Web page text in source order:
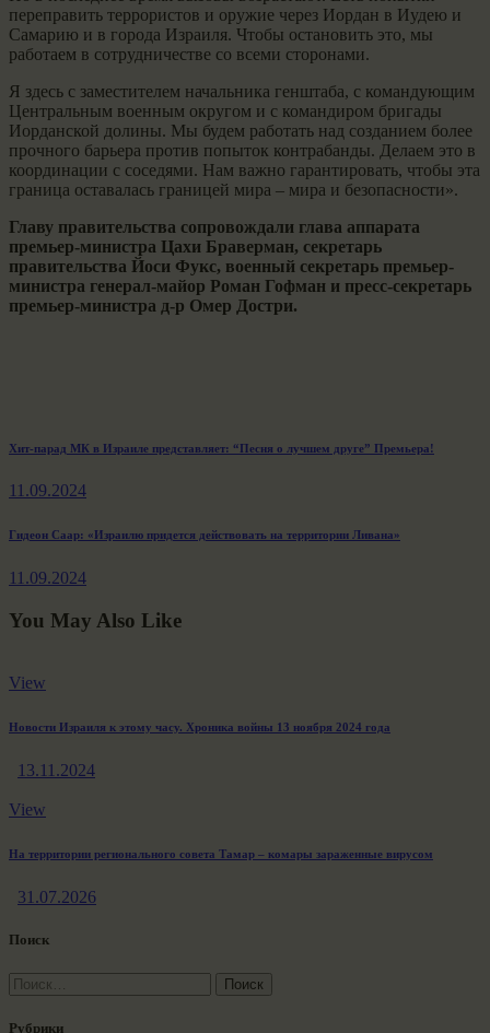
переправить террористов и оружие через Иордан в Иудею и
Самарию и в города Израиля. Чтобы остановить это, мы
работаем в сотрудничестве со всеми сторонами.
Я здесь с заместителем начальника генштаба, с командующим
Центральным военным округом и с командиром бригады
Иорданской долины. Мы будем работать над созданием более
прочного барьера против попыток контрабанды. Делаем это в
координации с соседями. Нам важно гарантировать, чтобы эта
граница оставалась границей мира – мира и безопасности».
Главу правительства сопровождали глава аппарата
премьер-министра Цахи Браверман, секретарь
правительства Йоси Фукс, военный секретарь премьер-
министра генерал-майор Роман Гофман и пресс-секретарь
премьер-министра д-р Омер Достри.
Навигация
по
Previous
Хит-парад МК в Израиле представляет: “Песня о лучшем друге” Премьера!
11.09.2024
Next
Гидеон Саар: «Израилю придется действовать на территории Ливана»
11.09.2024
You May Also Like
View
Новости Израиля к этому часу. Хроника войны 13 ноября 2024 года
13.11.2024
View
На территории регионального совета Тамар – комары зараженные вирусом
31.07.2026
Поиск
Найти:
Рубрики